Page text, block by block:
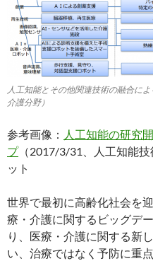
人工知能とその他関連技術の融合に
介護分野）
参考画像： 人工知能の研究
プ（2017/3/31、人工知能技
ット
世界で最初に高齢化社会を
療・介護に関するビッグデ
り、医療・介護に関する新
い、治療ではなく予防に重